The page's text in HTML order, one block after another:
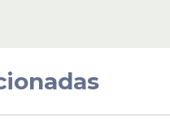
acompanhar os